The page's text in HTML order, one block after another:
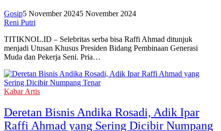
Gosip5 November 20245 November 2024
Reni Putri
TITIKNOL.ID – Selebritas serba bisa Raffi Ahmad ditunjuk
menjadi Utusan Khusus Presiden Bidang Pembinaan Generasi
Muda dan Pekerja Seni. Pria…
Kabar Artis
Deretan Bisnis Andika Rosadi, Adik Ipar
Raffi Ahmad yang Sering Dicibir Numpang